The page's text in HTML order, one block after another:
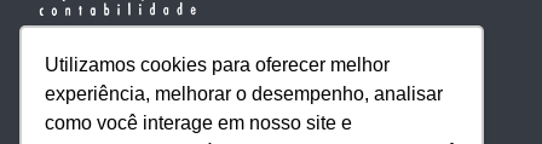
Utilizamos cookies para oferecer melhor
experiência, melhorar o desempenho, analisar
como você interage em nosso site e